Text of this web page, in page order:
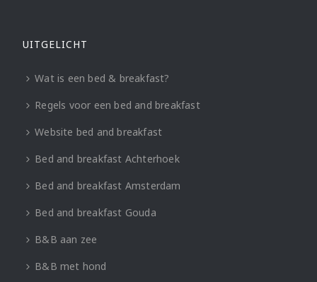
UITGELICHT
Wat is een bed & breakfast?
Regels voor een bed and breakfast
Website bed and breakfast
Bed and breakfast Achterhoek
Bed and breakfast Amsterdam
Bed and breakfast Gouda
B&B aan zee
B&B met hond